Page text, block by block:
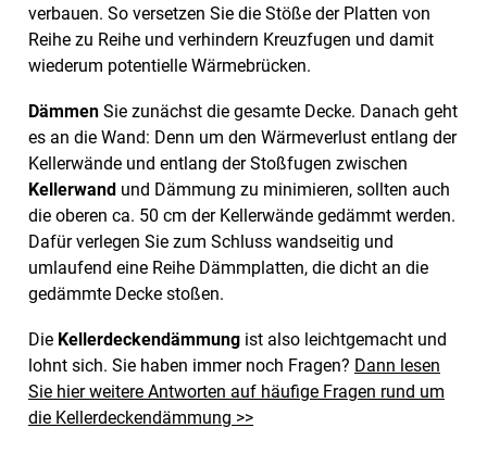
verbauen. So versetzen Sie die Stöße der Platten von
Reihe zu Reihe und verhindern Kreuzfugen und damit
wiederum potentielle Wärmebrücken.
Dämmen Sie zunächst die gesamte Decke. Danach geht
es an die Wand: Denn um den Wärmeverlust entlang der
Kellerwände und entlang der Stoßfugen zwischen
Kellerwand und Dämmung zu minimieren, sollten auch
die oberen ca. 50 cm der Kellerwände gedämmt werden.
Dafür verlegen Sie zum Schluss wandseitig und
umlaufend eine Reihe Dämmplatten, die dicht an die
gedämmte Decke stoßen.
Die Kellerdeckendämmung ist also leichtgemacht und
lohnt sich. Sie haben immer noch Fragen? Dann lesen
Sie hier weitere Antworten auf häufige Fragen rund um
die Kellerdeckendämmung >>